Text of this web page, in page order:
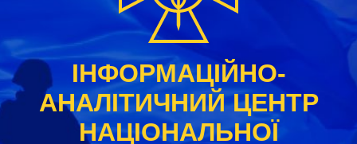
ІНФОРМАЦІЙНО-
АНАЛІТИЧНИЙ ЦЕНТР
НАЦІОНАЛЬНОЇ